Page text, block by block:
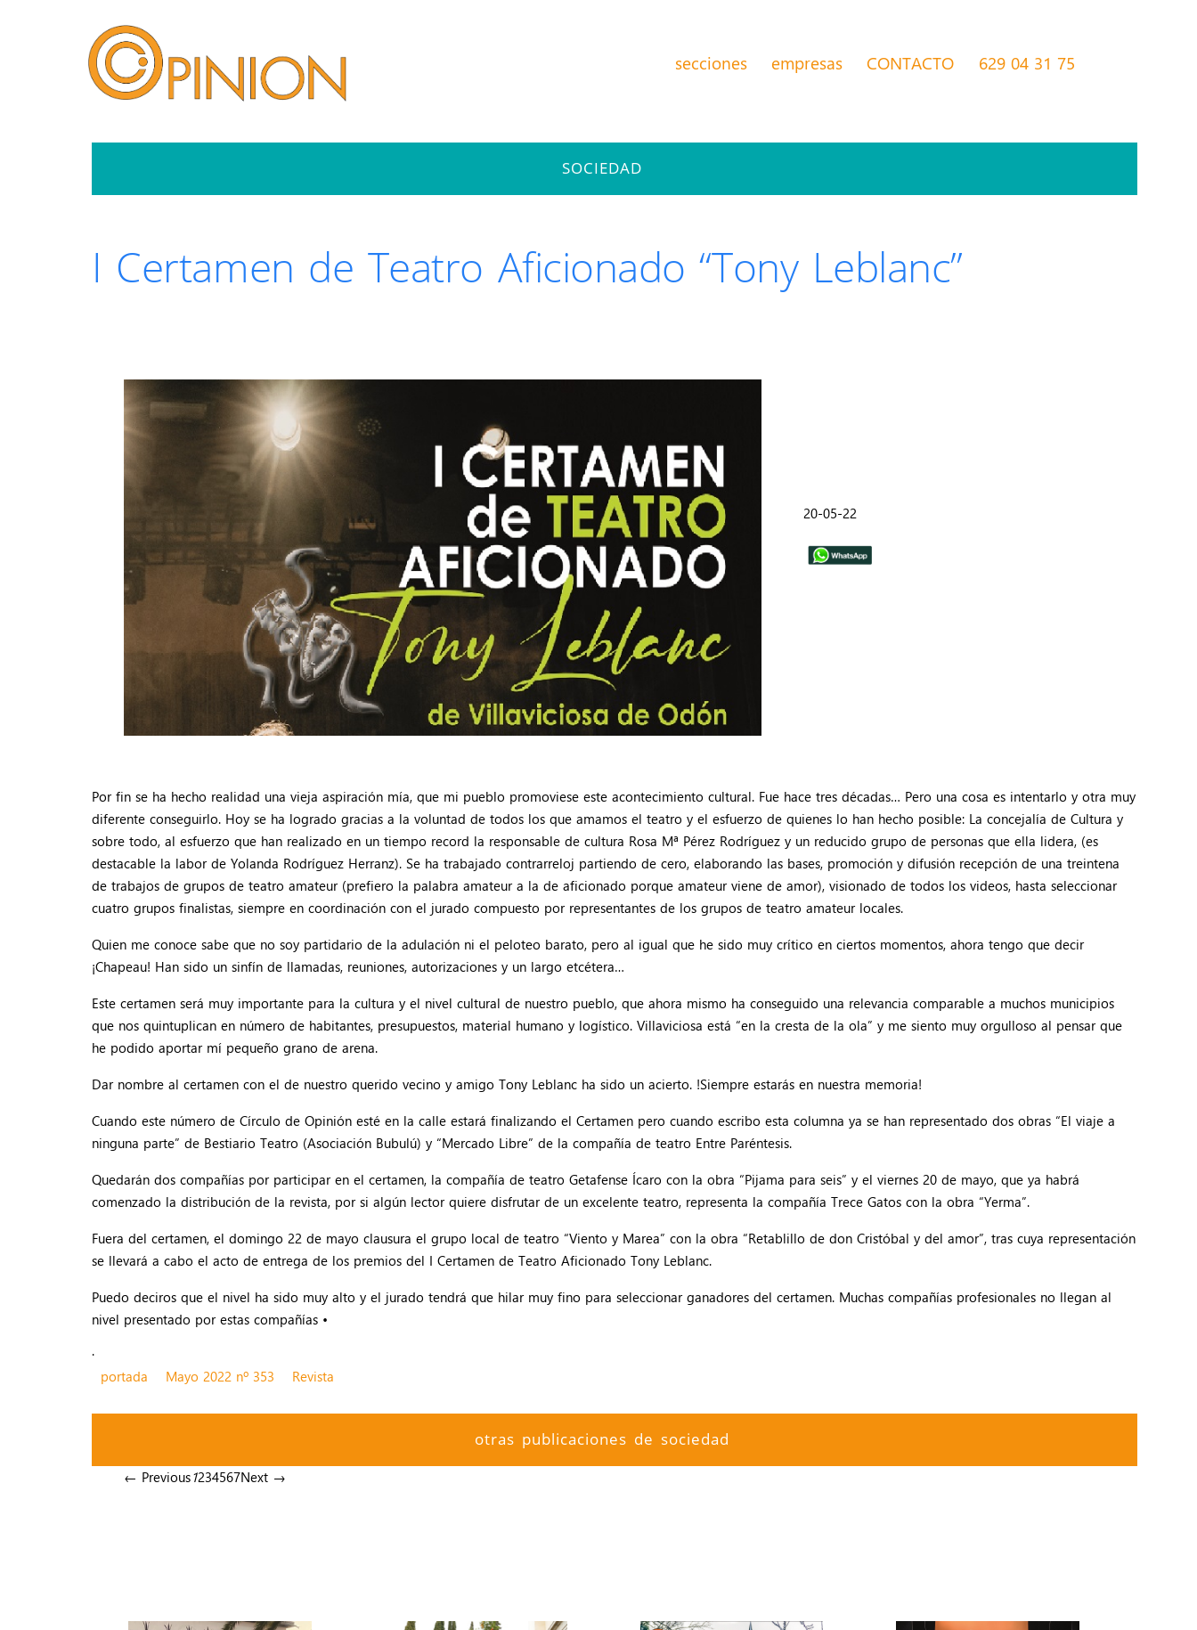
secciones empresas CONTACTO 629 04 31 75
SOCIEDAD
I Certamen de Teatro Aficionado “Tony Leblanc”
20-05-22
Por fin se ha hecho realidad una vieja aspiración mía, que mi pueblo promoviese este acontecimiento cultural. Fue hace tres décadas… Pero una cosa es intentarlo y otra muy
diferente conseguirlo. Hoy se ha logrado gracias a la voluntad de todos los que amamos el teatro y el esfuerzo de quienes lo han hecho posible: La concejalía de Cultura y
sobre todo, al esfuerzo que han realizado en un tiempo record la responsable de cultura Rosa Mª Pérez Rodríguez y un reducido grupo de personas que ella lidera, (es
destacable la labor de Yolanda Rodríguez Herranz). Se ha trabajado contrarreloj partiendo de cero, elaborando las bases, promoción y difusión recepción de una treintena
de trabajos de grupos de teatro amateur (prefiero la palabra amateur a la de aficionado porque amateur viene de amor), visionado de todos los videos, hasta seleccionar
cuatro grupos finalistas, siempre en coordinación con el jurado compuesto por representantes de los grupos de teatro amateur locales.
Quien me conoce sabe que no soy partidario de la adulación ni el peloteo barato, pero al igual que he sido muy crítico en ciertos momentos, ahora tengo que decir
¡Chapeau! Han sido un sinfín de llamadas, reuniones, autorizaciones y un largo etcétera…
Este certamen será muy importante para la cultura y el nivel cultural de nuestro pueblo, que ahora mismo ha conseguido una relevancia comparable a muchos municipios
que nos quintuplican en número de habitantes, presupuestos, material humano y logístico. Villaviciosa está “en la cresta de la ola” y me siento muy orgulloso al pensar que
he podido aportar mí pequeño grano de arena.
Dar nombre al certamen con el de nuestro querido vecino y amigo Tony Leblanc ha sido un acierto. !Siempre estarás en nuestra memoria!
Cuando este número de Círculo de Opinión esté en la calle estará finalizando el Certamen pero cuando escribo esta columna ya se han representado dos obras “El viaje a
ninguna parte” de Bestiario Teatro (Asociación Bubulú) y “Mercado Libre” de la compañía de teatro Entre Paréntesis.
Quedarán dos compañías por participar en el certamen, la compañía de teatro Getafense Ícaro con la obra “Pijama para seis” y el viernes 20 de mayo, que ya habrá
comenzado la distribución de la revista, por si algún lector quiere disfrutar de un excelente teatro, representa la compañía Trece Gatos con la obra “Yerma”.
Fuera del certamen, el domingo 22 de mayo clausura el grupo local de teatro “Viento y Marea” con la obra “Retablillo de don Cristóbal y del amor”, tras cuya representación
se llevará a cabo el acto de entrega de los premios del I Certamen de Teatro Aficionado Tony Leblanc.
Puedo deciros que el nivel ha sido muy alto y el jurado tendrá que hilar muy fino para seleccionar ganadores del certamen. Muchas compañías profesionales no llegan al
nivel presentado por estas compañías •
.
portada
Mayo 2022 nº 353 Revista
otras publicaciones de sociedad
← Previous1234567Next →